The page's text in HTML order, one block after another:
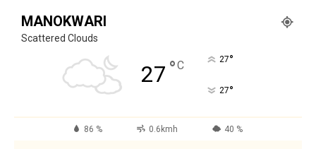
MANOKWARI
Scattered Clouds
27 °C 27°
27°
86 % 0.6kmh 40 %